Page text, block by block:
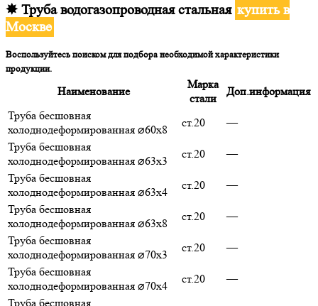
✸ Труба водогазопроводная стальная купить в
Москве
Воспользуйтесь поиском для подбора необходимой характеристики
продукции.
Наименование
Марка
стали
Доп.информация
Труба бесшовная
холоднодеформированная ⌀60х8
ст.20
—
Труба бесшовная
холоднодеформированная ⌀63х3
ст.20
—
Труба бесшовная
холоднодеформированная ⌀63х4
ст.20
—
Труба бесшовная
холоднодеформированная ⌀63х8
ст.20
—
Труба бесшовная
холоднодеформированная ⌀70х3
ст.20
—
Труба бесшовная
холоднодеформированная ⌀70х4
ст.20
—
Труба бесшовная